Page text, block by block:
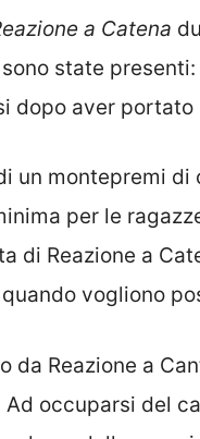
a Catena
state
dopo aver
un montepremi
per le
di Reazione a
vogliono
da Reazione a
occuparsi del